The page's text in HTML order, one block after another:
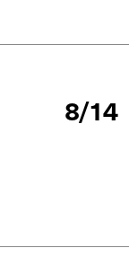
8/14